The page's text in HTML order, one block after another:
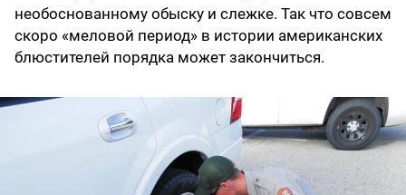
необоснованному обыску и слежке. Так что совсем
скоро «меловой период» в истории американских
блюстителей порядка может закончиться.